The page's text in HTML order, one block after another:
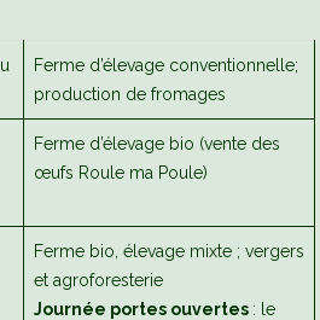
Ferme d’élevage conventionnelle;
production de fromages
Ferme d’élevage bio (vente des
œufs Roule ma Poule)
Ferme bio, élevage mixte ; vergers
et agroforesterie
Journée portes ouvertes : le